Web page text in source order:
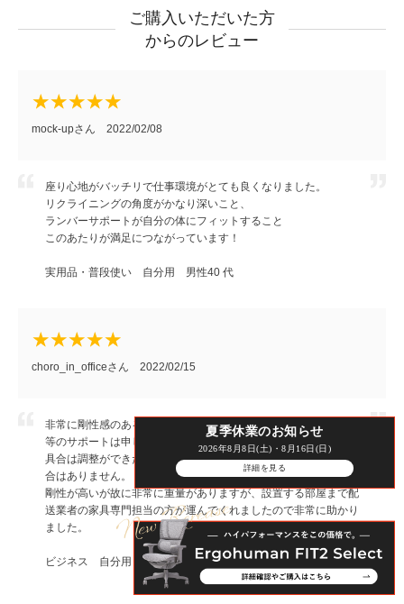
夏季休業のお知らせ
2026年8月8日(土)・8月16日(日)
詳細を見る
ご購入いただいた方
からのレビュー
mock-upさん 2022/02/08
座り心地がバッチリで仕事環境がとても良くなりました。
リクライニングの角度がかなり深いこと、
ランバーサポートが自分の体にフィットすること
このあたりが満足につながっています！
実用品・普段使い 自分用 男性40 代
choro_in_officeさん 2022/02/15
非常に剛性感のある建付けで安定感があります。当然座面、背面
等のサポートは申し分ありません。ランバーサポートのでっぱり
具合は調整ができた方が嬉しかったですが、だからといって不都
合はありません。
剛性が高いが故に非常に重量がありますが、設置する部屋まで配
送業者の家具専門担当の方が運んでくれましたので非常に助かり
ました。
ビジネス 自分用 男性30 代